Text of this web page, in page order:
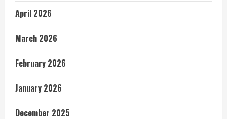
April 2026
March 2026
February 2026
January 2026
December 2025